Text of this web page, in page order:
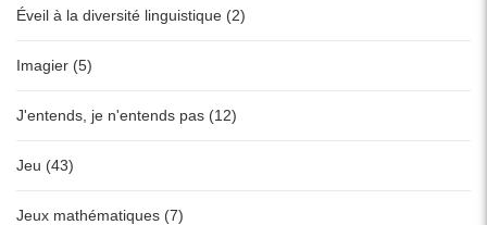
Éveil à la diversité linguistique (2)
Imagier (5)
J'entends, je n'entends pas (12)
Jeu (43)
Jeux mathématiques (7)